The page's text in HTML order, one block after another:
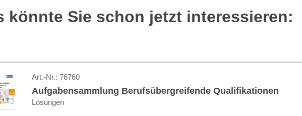
könnte Sie schon jetzt interessieren:
Art.-Nr.: 76760
Aufgabensammlung Berufsübergreifende Qualifikationen
Lösungen